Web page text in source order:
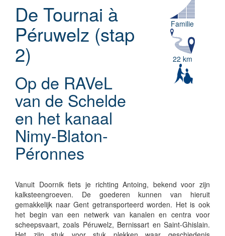
De Tournai à
Péruwelz (stap
2)
Op de RAVeL
van de Schelde
en het kanaal
Nimy-Blaton-
Péronnes
Familie
22 km
Vanuit Doornik fiets je richting Antoing, bekend voor zijn
kalksteengroeven. De goederen kunnen van hieruit
gemakkelijk naar Gent getransporteerd worden. Het is ook
het begin van een netwerk van kanalen en centra voor
scheepsvaart, zoals Péruwelz, Bernissart en Saint-Ghislain.